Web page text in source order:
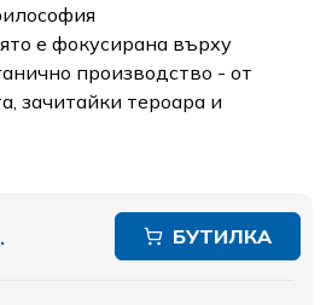
е фокусирана върху
производство - от
зачитайки тероара и
БУТИЛКА